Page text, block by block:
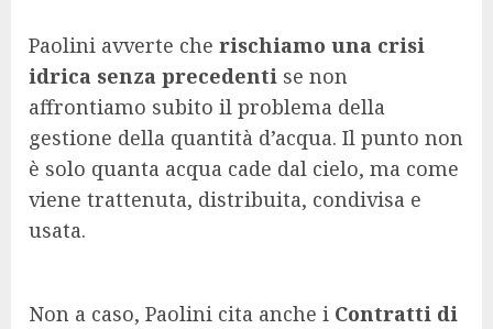
Paolini avverte che rischiamo una crisi
idrica senza precedenti se non
affrontiamo subito il problema della
gestione della quantità d’acqua. Il punto non
è solo quanta acqua cade dal cielo, ma come
viene trattenuta, distribuita, condivisa e
usata.
Non a caso, Paolini cita anche i Contratti di